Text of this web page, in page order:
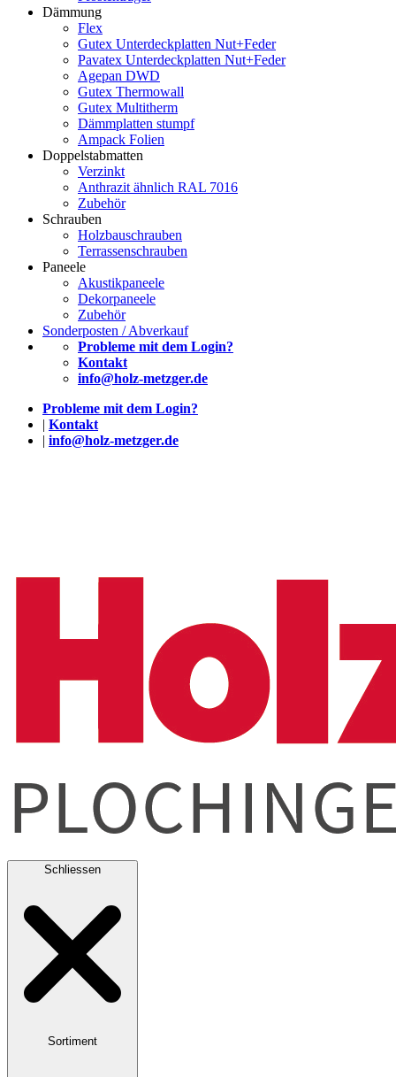
Dämmung
Flex
Gutex Unterdeckplatten Nut+Feder
Pavatex Unterdeckplatten Nut+Feder
Agepan DWD
Gutex Thermowall
Gutex Multitherm
Dämmplatten stumpf
Ampack Folien
Doppelstabmatten
Verzinkt
Anthrazit ähnlich RAL 7016
Zubehör
Schrauben
Holzbauschrauben
Terrassenschrauben
Paneele
Akustikpaneele
Dekorpaneele
Zubehör
Sonderposten / Abverkauf
Probleme mit dem Login?
Kontakt
info@holz-metzger.de
Probleme mit dem Login?
| Kontakt
| info@holz-metzger.de
Schliessen
Sortiment